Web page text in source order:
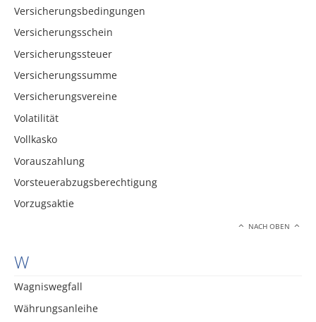
Versicherungsbedingungen
Versicherungsschein
Versicherungssteuer
Versicherungssumme
Versicherungsvereine
Volatilität
Vollkasko
Vorauszahlung
Vorsteuerabzugsberechtigung
Vorzugsaktie
NACH OBEN
W
Wagniswegfall
Währungsanleihe